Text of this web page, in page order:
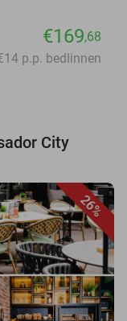
€169,68
p.p. bedlinnen
City
26%